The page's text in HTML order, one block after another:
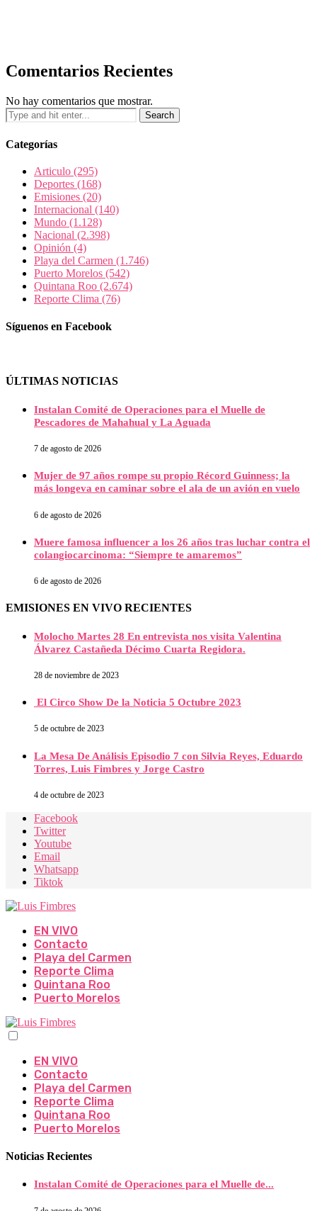
Comentarios Recientes
No hay comentarios que mostrar.
Categorías
Articulo (295)
Deportes (168)
Emisiones (20)
Internacional (140)
Mundo (1.128)
Nacional (2.398)
Opinión (4)
Playa del Carmen (1.746)
Puerto Morelos (542)
Quintana Roo (2.674)
Reporte Clima (76)
Síguenos en Facebook
ÚLTIMAS NOTICIAS
Instalan Comité de Operaciones para el Muelle de
Pescadores de Mahahual y La Aguada
7 de agosto de 2026
Mujer de 97 años rompe su propio Récord Guinness; la
más longeva en caminar sobre el ala de un avión en vuelo
6 de agosto de 2026
Muere famosa influencer a los 26 años tras luchar contra el
colangiocarcinoma: “Siempre te amaremos”
6 de agosto de 2026
EMISIONES EN VIVO RECIENTES
Molocho Martes 28 En entrevista nos visita Valentina
Álvarez Castañeda Décimo Cuarta Regidora.
28 de noviembre de 2023
El Circo Show De la Noticia 5 Octubre 2023
5 de octubre de 2023
La Mesa De Análisis Episodio 7 con Silvia Reyes, Eduardo
Torres, Luis Fimbres y Jorge Castro
4 de octubre de 2023
Facebook
Twitter
Youtube
Email
Whatsapp
Tiktok
EN VIVO
Contacto
Playa del Carmen
Reporte Clima
Quintana Roo
Puerto Morelos
EN VIVO
Contacto
Playa del Carmen
Reporte Clima
Quintana Roo
Puerto Morelos
Noticias Recientes
Instalan Comité de Operaciones para el Muelle de...